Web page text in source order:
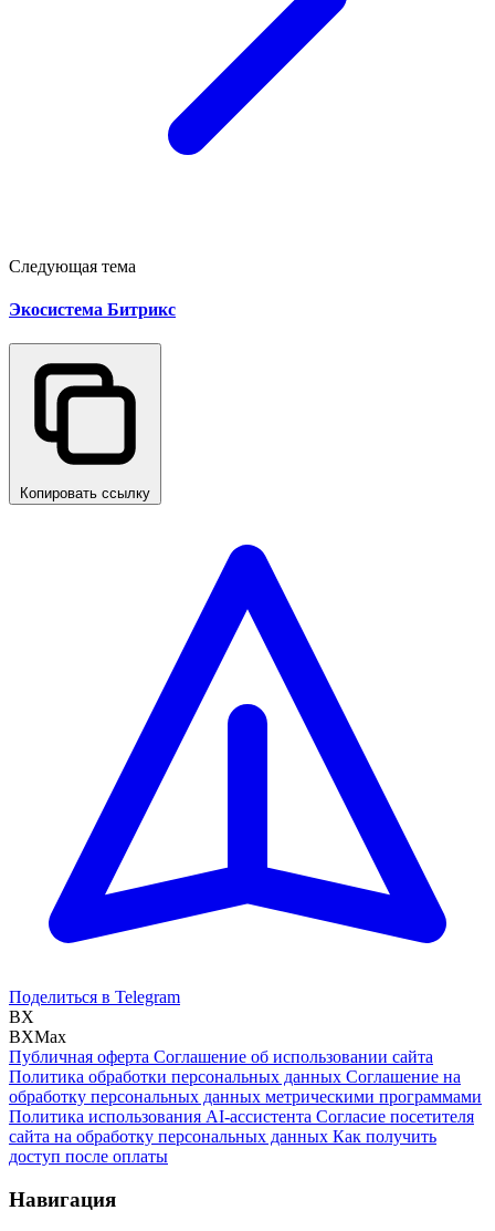
Следующая тема
Экосистема Битрикс
Копировать ссылку
Поделиться в Telegram
BX
BXMax
Публичная оферта Соглашение об использовании сайта
Политика обработки персональных данных Соглашение на
обработку персональных данных метрическими программами
Политика использования AI-ассистента Согласие посетителя
сайта на обработку персональных данных Как получить
доступ после оплаты
Навигация